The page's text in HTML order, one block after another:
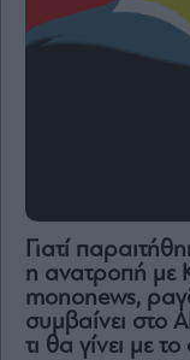
Γιατί
η ανατροπή με
mononews,
συμβαίνει στο
τι θα γίνει με